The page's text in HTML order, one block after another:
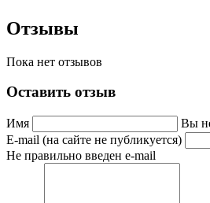
Отзывы
Пока нет отзывов
Оставить отзыв
Имя
Вы
E-mail (на сайте не публикуется)
Не правильно введен e-mail